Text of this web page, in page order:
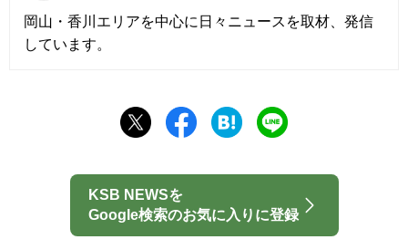
岡山・香川エリアを中心に日々ニュースを取材、発信
しています。
KSB NEWSを
Google検索のお気に入りに登録